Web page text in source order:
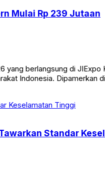
Mulai Rp 239 Jutaan
berlangsung di
Indonesia. Dipamerkan
Standar